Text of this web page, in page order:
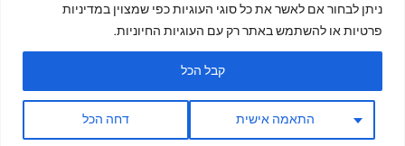
ניתן לבחור אם לאשר את כל סוגי העוגיות כפי שמצוין במדיניות
פרטיות או להשתמש באתר רק עם העוגיות החיוניות.
התאמה אישית דחה הכל
קבל הכל
Powered by קוק פרו - לבשל כמו מקצוענים